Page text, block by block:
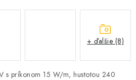
od zmluvy
s príkonom 15 W/m, hustotou 240
+ ďalšie (8)